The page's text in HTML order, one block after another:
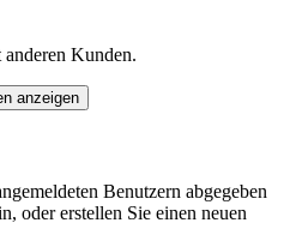
Kunden.
anzeigen
Benutzern abgegeben
oder erstellen Sie einen neuen